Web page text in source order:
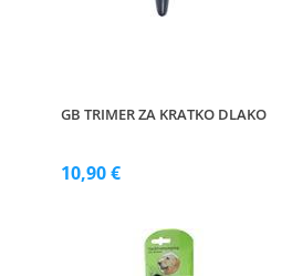
GB TRIMER ZA KRATKO DLAKO
10,90 €